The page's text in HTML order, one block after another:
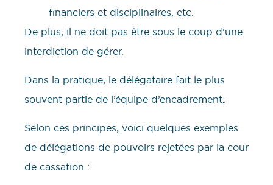
financiers et disciplinaires, etc.
De plus, il ne doit pas être sous le coup d’une
interdiction de gérer.
Dans la pratique, le délégataire fait le plus
souvent partie de l’équipe d’encadrement.
Selon ces principes, voici quelques exemples
de délégations de pouvoirs rejetées par la cour
de cassation :